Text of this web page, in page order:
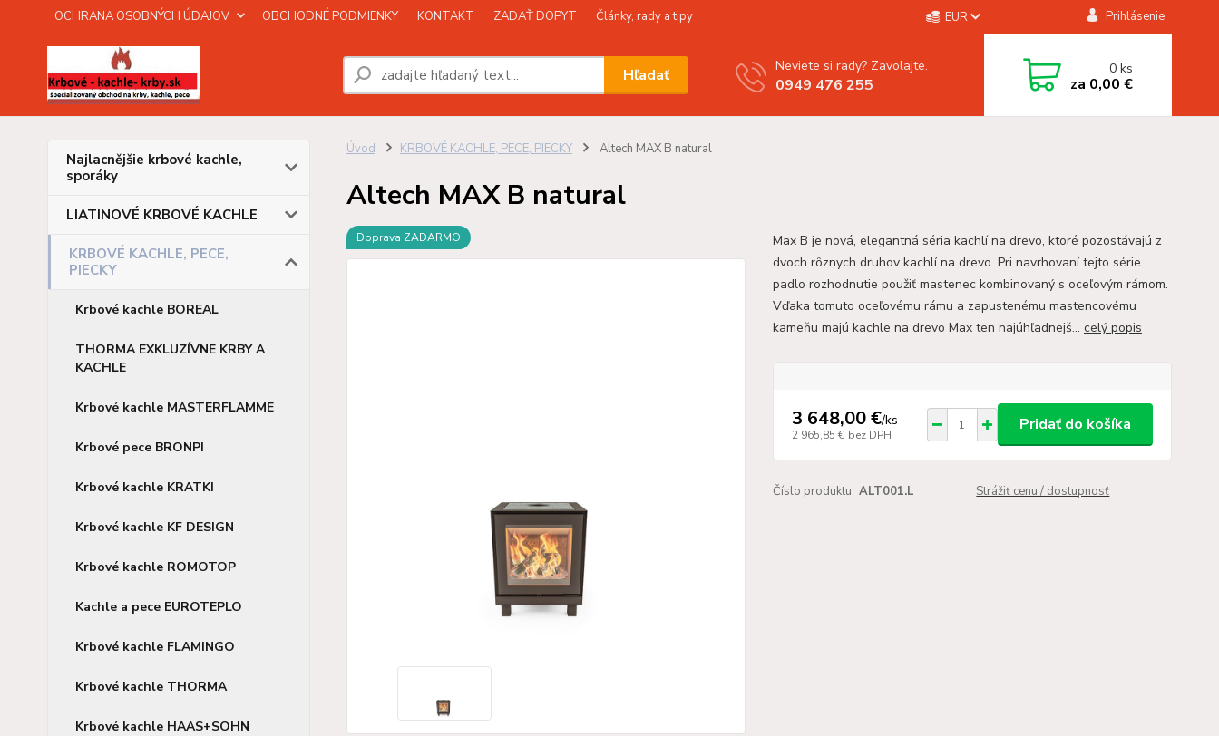
OCHRANA OSOBNÝCH ÚDAJOV OBCHODNÉ PODMIENKY KONTAKT ZADAŤ DOPYT Články, rady a tipy EUR Prihlásenie
Hľadať Neviete si rady? Zavolajte.
0949 476 255
0ks
za 0,00 €
Najlacnějšie krbové kachle,
sporáky
LIATINOVÉ KRBOVÉ KACHLE
KRBOVÉ KACHLE, PECE,
PIECKY
Krbové kachle BOREAL
THORMA EXKLUZÍVNE KRBY A
KACHLE
Krbové kachle MASTERFLAMME
Krbové pece BRONPI
Krbové kachle KRATKI
Krbové kachle KF DESIGN
Krbové kachle ROMOTOP
Kachle a pece EUROTEPLO
Krbové kachle FLAMINGO
Krbové kachle THORMA
Krbové kachle HAAS+SOHN
Úvod KRBOVÉ KACHLE, PECE, PIECKY Altech MAX B natural
Altech MAX B natural
Doprava ZADARMO
Max B je nová, elegantná séria kachlí na drevo, ktoré pozostávajú z
dvoch rôznych druhov kachlí na drevo. Pri navrhovaní tejto série
padlo rozhodnutie použiť mastenec kombinovaný s oceľovým rámom.
Vďaka tomuto oceľovému rámu a zapustenému mastencovému
kameňu majú kachle na drevo Max ten najúhľadnejš... celý popis
3 648,00 €/ks
2 965,85 € bez DPH
Pridať do košíka
Číslo produktu: ALT001.L Strážiť cenu / dostupnosť